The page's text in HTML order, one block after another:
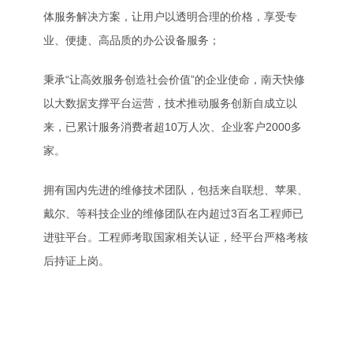
体服务解决方案，让用户以透明合理的价格，享受专
业、便捷、高品质的办公设备服务；
秉承“让高效服务创造社会价值”的企业使命，南天快修
以大数据支撑平台运营，技术推动服务创新自成立以
来，已累计服务消费者超10万人次、企业客户2000多
家。
拥有国内先进的维修技术团队，包括来自联想、苹果、
戴尔、等科技企业的维修团队在内超过3百名工程师已
进驻平台。工程师考取国家相关认证，经平台严格考核
后持证上岗。